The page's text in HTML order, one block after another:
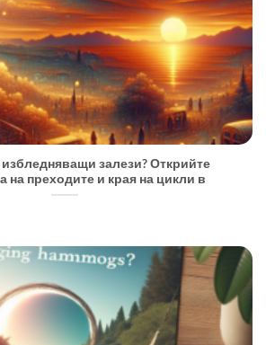
залези? Открийте
на преходите и края на цикли в